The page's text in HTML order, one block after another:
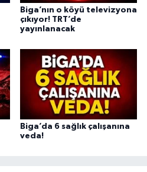
Biga’nın o köyü televizyona
çıkıyor! TRT’de
yayınlanacak
Biga’da 6 sağlık çalışanına
veda!